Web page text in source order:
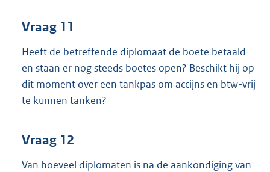
Vraag 11
Heeft de betreffende diplomaat de boete betaald
en staan er nog steeds boetes open? Beschikt hij op
dit moment over een tankpas om accijns en btw-vrij
te kunnen tanken?
Vraag 12
Van hoeveel diplomaten is na de aankondiging van